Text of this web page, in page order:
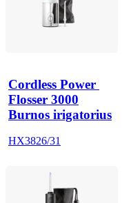
Cordless Power
Flosser 3000
Burnos irigatorius
HX3826/31